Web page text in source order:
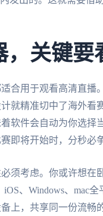
，关键要
合用于观看高清直播
就精准切中了海外看
软件会自动为你选择
即将开始时，分秒必争
须考虑。你或许想在
、Windows、mac
上，共享同一份流畅